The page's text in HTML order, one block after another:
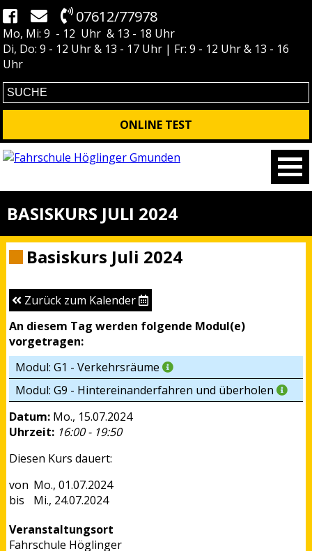
07612/77978
Mo, Mi: 9 - 12 Uhr & 13 - 18 Uhr
Di, Do: 9 - 12 Uhr & 13 - 17 Uhr | Fr: 9 - 12 Uhr & 13 - 16
Uhr
ONLINE TEST
BASISKURS JULI 2024
Basiskurs Juli 2024
Zurück zum Kalender
An diesem Tag werden folgende Modul(e)
vorgetragen:
Modul: G1 - Verkehrsräume
Modul: G9 - Hintereinanderfahren und überholen
Datum: Mo., 15.07.2024
Uhrzeit: 16:00 - 19:50
Diesen Kurs dauert:
Mo., 01.07.2024
Mi., 24.07.2024
Veranstaltungsort
Fahrschule Höglinger